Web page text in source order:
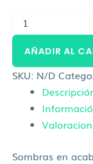
AÑADIR AL
SKU: N/D
Sombras en